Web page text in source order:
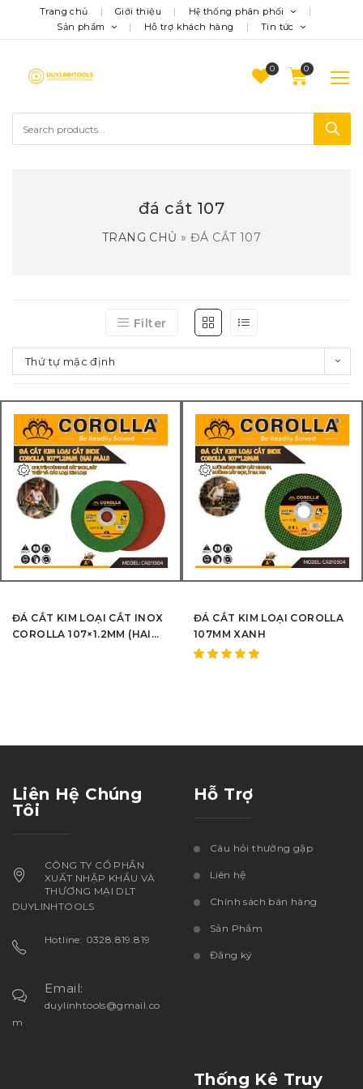
Trang chủ Giới thiệu
Hệ thống phân phối
Sản phẩm
Hỗ trợ khách hàng Tin tức
0
đá cắt 107
TRANG CHỦ » ĐÁ CẮT 107
Filter
Thứ tự mặc định
ĐÁ CẮT KIM LOẠI CẮT INOX
COROLLA 107×1.2MM (HAI
ĐÁ CẮT KIM LOẠI COROLLA
107MM XANH
Liên Hệ Chúng
Tôi
CÔNG TY CỔ PHẦN
XUẤT NHẬP KHẨU VÀ
THƯƠNG MẠI DLT
DUYLINHTOOLS
Hotline: 0328.819.819
Email:
duylinhtools@gmail.co
m
Hỗ Trợ
Câu hỏi thường gặp
Liên hệ
Chính sách bán hàng
Sản Phẩm
Đăng ký
Thống Kê Truy